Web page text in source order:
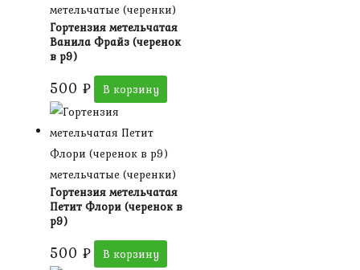
метельчатые (черенки)
Гортензия метельчатая
Ванила Фрайз (черенок
в р9)
500 ₽ В корзину
метельчатые (черенки)
Гортензия метельчатая
Петит Флори (черенок в
р9)
500 ₽ В корзину